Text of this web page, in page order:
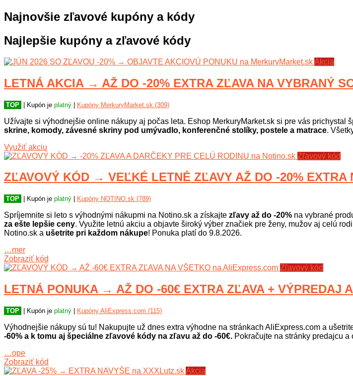
Najnovšie zľavové kupóny a kódy
Najlepšie kupóny a zľavové kódy
Akcia
LETNÁ AKCIA → AŽ DO -20% EXTRA ZĽAVA NA VYBRANÝ
TOP | Kupón je platný | Kupóny MerkuryMarket.sk (309)
Užívajte si výhodnejšie online nákupy aj počas leta. Eshop MerkuryMarket.sk si pre vás prichystal
skrine, komody, závesné skriny pod umývadlo, konferenčné stolíky, postele a matrace.
Využiť akciu
Zľavový kód
ZĽAVOVÝ KÓD → VEĽKÉ LETNÉ ZĽAVY AŽ DO -20%
TOP | Kupón je platný Kupóny NOTINO.sk (789)
Spríjemnite si leto s výhodnými nákupmi na Notino.sk a získajte zľavy až do -20% na vybrané
za ešte lepšie ceny. Využite letnú akciu a objavte široký výber značiek pre ženy, mužov aj celú
Notino.sk a ušetrite pri každom nákupe! Ponuka platí do 9.8.2026.
…mer
Zobraziť kód
Zľavový kód
LETNÁ PONUKA → AŽ DO -60€ EXTRA ZĽAVA + VÝPREDAJ
TOP | Kupón je platný Kupóny AliExpress.com (115)
Výhodnejšie nákupy sú tu! Nakupujte už dnes extra výhodne na stránkach AliExpress.com a
-60% a k tomu aj špeciálne zľavové kódy na zľavu až do -60€. Pokračujte na stránky predajcu
…ope
Zobraziť kód
Akcia